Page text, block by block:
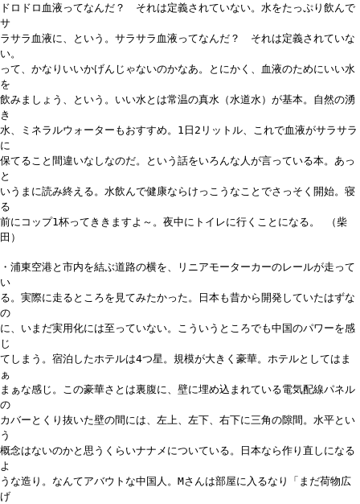
ドロドロ血液ってなんだ？ それは定義されていない。水をたっぷり飲んで
サ
ラサラ血液に、という。サラサラ血液ってなんだ？ それは定義されていな
い。
って、かなりいいかげんじゃないのかなあ。とにかく、血液のためにいい水
を
飲みましょう、という。いい水とは常温の真水（水道水）が基本。自然の湧
き
水、ミネラルウォーターもおすすめ。1日2リットル、これで血液がサラサラ
に
保てること間違いなしなのだ。という話をいろんな人が言っている本。あっ
と
いうまに読み終える。水飲んで健康ならけっこうなことでさっそく開始。寝
る
前にコップ1杯ってききますよ～。夜中にトイレに行くことになる。 （柴
田）
・浦東空港と市内を結ぶ道路の横を、リニアモーターカーのレールが走って
い
る。実際に走るところを見てみたかった。日本も昔から開発していたはずな
の
に、いまだ実用化には至っていない。こういうところでも中国のパワーを感
じ
てしまう。宿泊したホテルは4つ星。規模が大きく豪華。ホテルとしてはま
ぁ
まぁな感じ。この豪華さとは裏腹に、壁に埋め込まれている電気配線パネル
の
カバーとくり抜いた壁の間には、左上、左下、右下に三角の隙間。水平とい
う
概念はないのかと思うくらいナナメについている。日本なら作り直しになる
よ
うな造り。なんてアバウトな中国人。Mさんは部屋に入るなり「まだ荷物広
げ